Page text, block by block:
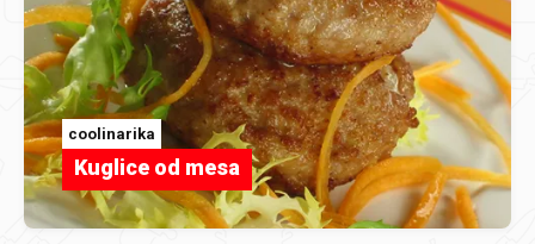
coolinarika
Kuglice od mesa